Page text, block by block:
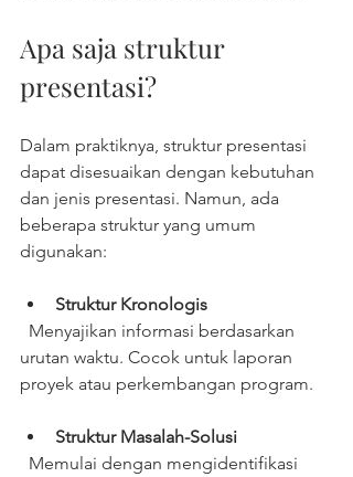
Apa saja struktur
presentasi?
Dalam praktiknya, struktur presentasi
dapat disesuaikan dengan kebutuhan
dan jenis presentasi. Namun, ada
beberapa struktur yang umum
digunakan:
Struktur Kronologis
urutan waktu. Cocok untuk laporan
proyek atau perkembangan program.
Struktur Masalah-Solusi